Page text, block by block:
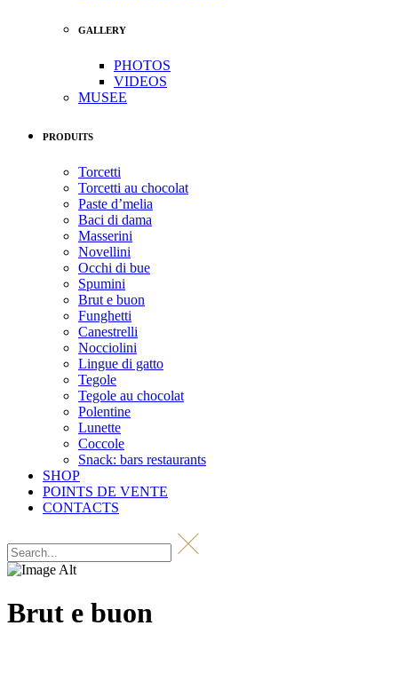
GALLERY
PHOTOS
VIDEOS
MUSEE
PRODUITS
Torcetti
Torcetti au chocolat
Paste d’melia
Baci di dama
Masserini
Novellini
Occhi di bue
Spumini
Brut e buon
Funghetti
Canestrelli
Nocciolini
Lingue di gatto
Tegole
Tegole au chocolat
Polentine
Lunette
Coccole
Snack: bars restaurants
SHOP
POINTS DE VENTE
CONTACTS
Brut e buon